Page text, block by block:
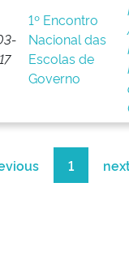
1º Encontro
Nacional das
Escolas de
Governo
1